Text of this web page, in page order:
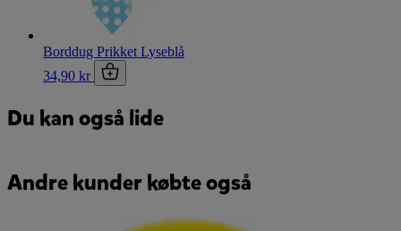
Borddug Prikket Lyseblå
34,90 kr
Du kan også lide
Andre kunder købte også